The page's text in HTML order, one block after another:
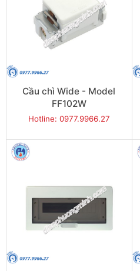
Cầu chì Wide - Model
FF102W
Hotline: 0977.9966.27